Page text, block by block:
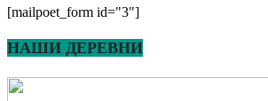
[mailpoet_form id="3"]
НАШИ ДЕРЕВНИ